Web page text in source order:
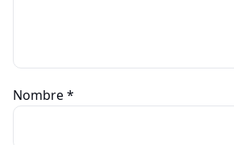
Nombre*